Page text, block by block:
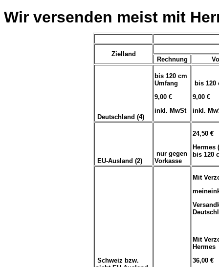
Wir versenden meist mit
Zielland
Rechnung
Deutschland (4)
bis 120 cm
Umfang
9,00 €
inkl. MwSt
bis 120
9,00 €
inkl.
EU-Ausland (2)
nur gegen
Vorkasse
24,50 €
Hermes
bis 120
Schweiz bzw.
Mit
Mit
Hermes
36,00 €